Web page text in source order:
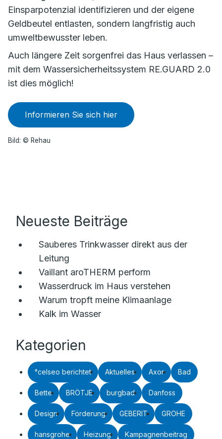
Einsparpotenzial identifizieren und der eigene
Geldbeutel entlasten, sondern langfristig auch
umweltbewusster leben.
Auch längere Zeit sorgenfrei das Haus verlassen –
mit dem Wassersicherheitssystem RE.GUARD 2.0
ist dies möglich!
Informieren Sie sich hier
Bild: © Rehau
Neueste Beiträge
Sauberes Trinkwasser direkt aus der
Leitung
Vaillant aroTHERM perform
Wasserdruck im Haus verstehen
Warum tropft meine Klimaanlage
Kalk im Wasser
Kategorien
°celseo berichtet Aktuelles Axor Bad
Bette BRÖTJE burgbad Danfoss
Design Förderung GEBERIT GROHE
hansgrohe Heizung Kampagnenbeitrag